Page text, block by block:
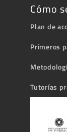
Cómo
Plan de
Primeros
Tutorías